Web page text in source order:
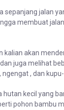
sepanjang jalan
membuat
kalian akan
juga melihat
ngengat , dan
hutan kecil yang
pohon bambu